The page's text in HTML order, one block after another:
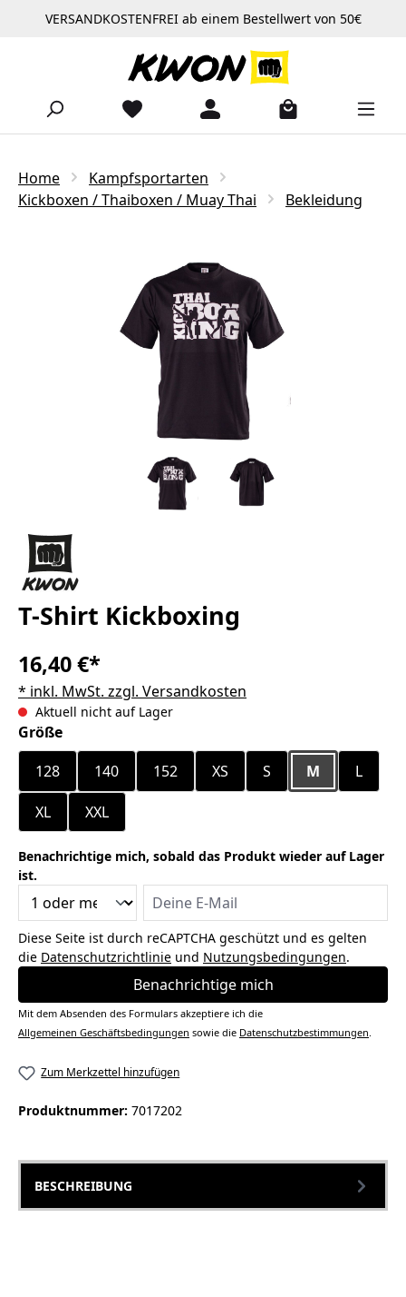
Zum Hauptinhalt springen
VERSANDKOSTENFREI ab einem Bestellwert von 50€
Home
Kampfsportarten
Kickboxen / Thaiboxen / Muay Thai
Bekleidung
T-Shirt Kickboxing
16,40 €*
* inkl. MwSt. zzgl. Versandkosten
Aktuell nicht auf Lager
Größeauswählen
128
140 152 XS S M L
XL XXL
Benachrichtige mich, sobald das Produkt wieder auf Lager
ist.
Deine E-Mail
Diese Seite ist durch reCAPTCHA geschützt und es gelten
die Datenschutzrichtlinie und Nutzungsbedingungen.
Benachrichtige mich
Mit dem Absenden des Formulars akzeptiere ich die
Allgemeinen Geschäftsbedingungen sowie die Datenschutzbestimmungen.
Zum Merkzettel hinzufügen
Produktnummer: 7017202
BESCHREIBUNG